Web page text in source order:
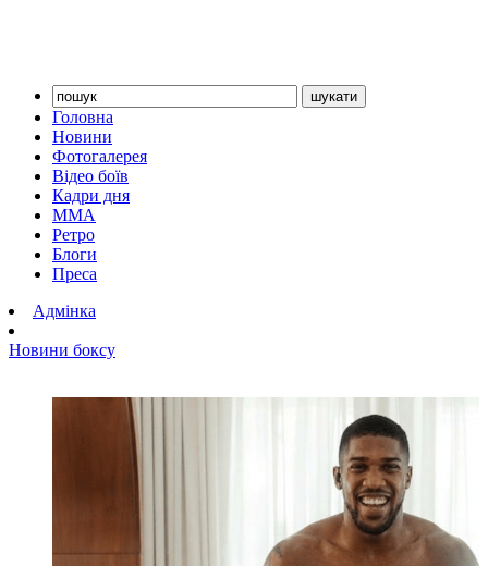
Головна
Новини
Фотогалерея
Відео боїв
Кадри дня
ММА
Ретро
Блоги
Преса
Адмінка
Новини боксу